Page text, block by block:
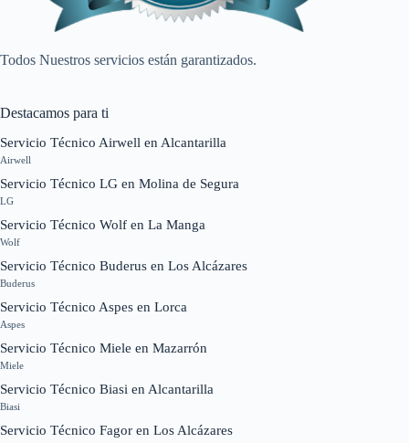
Todos Nuestros servicios están garantizados.
Destacamos para ti
Servicio Técnico Airwell en Alcantarilla
Airwell
Servicio Técnico LG en Molina de Segura
LG
Servicio Técnico Wolf en La Manga
Wolf
Servicio Técnico Buderus en Los Alcázares
Buderus
Servicio Técnico Aspes en Lorca
Aspes
Servicio Técnico Miele en Mazarrón
Miele
Servicio Técnico Biasi en Alcantarilla
Biasi
Servicio Técnico Fagor en Los Alcázares